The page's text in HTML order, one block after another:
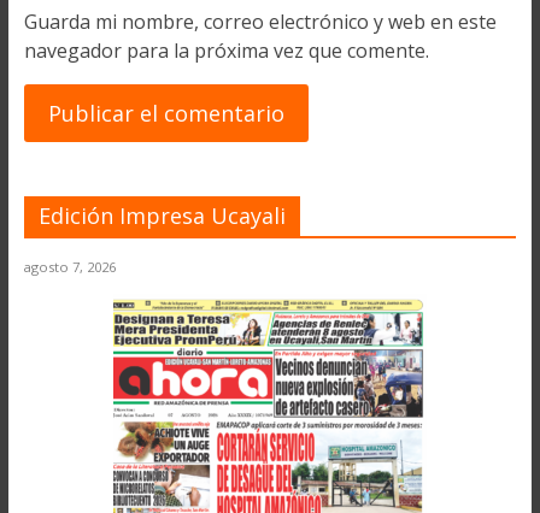
Guarda mi nombre, correo electrónico y web en este
navegador para la próxima vez que comente.
Edición Impresa Ucayali
agosto 7, 2026